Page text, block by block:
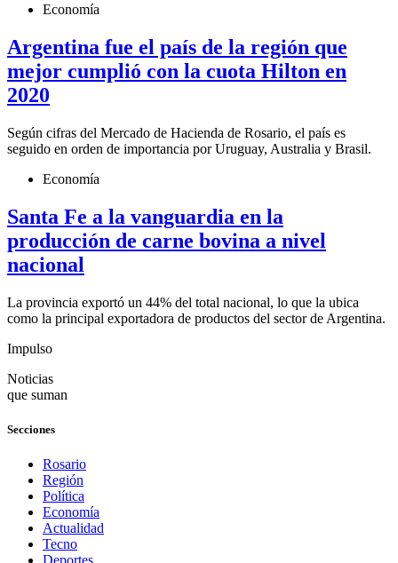
Economía
Argentina fue el país de la región que
mejor cumplió con la cuota Hilton en
2020
Según cifras del Mercado de Hacienda de Rosario, el país es
seguido en orden de importancia por Uruguay, Australia y Brasil.
Economía
Santa Fe a la vanguardia en la
producción de carne bovina a nivel
nacional
La provincia exportó un 44% del total nacional, lo que la ubica
como la principal exportadora de productos del sector de Argentina.
Impulso
Noticias
que suman
Secciones
Rosario
Región
Política
Economía
Actualidad
Tecno
Deportes